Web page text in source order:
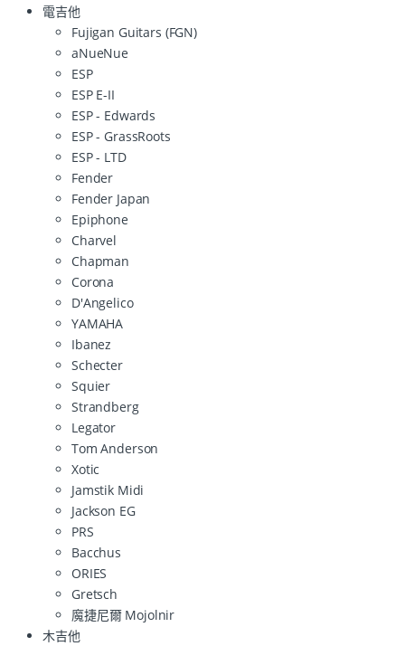
電吉他
Fujigan Guitars (FGN)
aNueNue
ESP
ESP E-II
ESP - Edwards
ESP - GrassRoots
ESP - LTD
Fender
Fender Japan
Epiphone
Charvel
Chapman
Corona
D'Angelico
YAMAHA
Ibanez
Schecter
Squier
Strandberg
Legator
Tom Anderson
Xotic
Jamstik Midi
Jackson EG
PRS
Bacchus
ORIES
Gretsch
魔捷尼爾 Mojolnir
木吉他